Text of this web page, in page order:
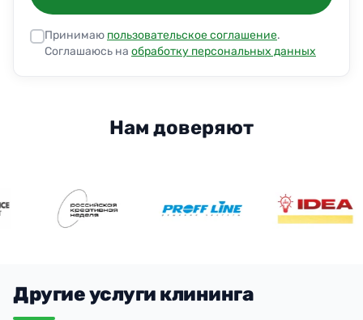
Принимаю пользовательское соглашение.
Соглашаюсь на обработку персональных данных
Нам доверяют
Другие услуги клининга